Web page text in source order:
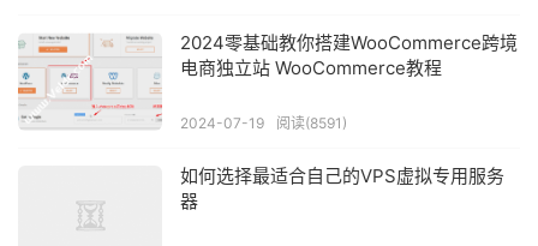
2024零基础教你搭建WooCommerce跨境
电商独立站 WooCommerce教程
2024-07-19 阅读(8591)
如何选择最适合自己的VPS虚拟专用服务
器